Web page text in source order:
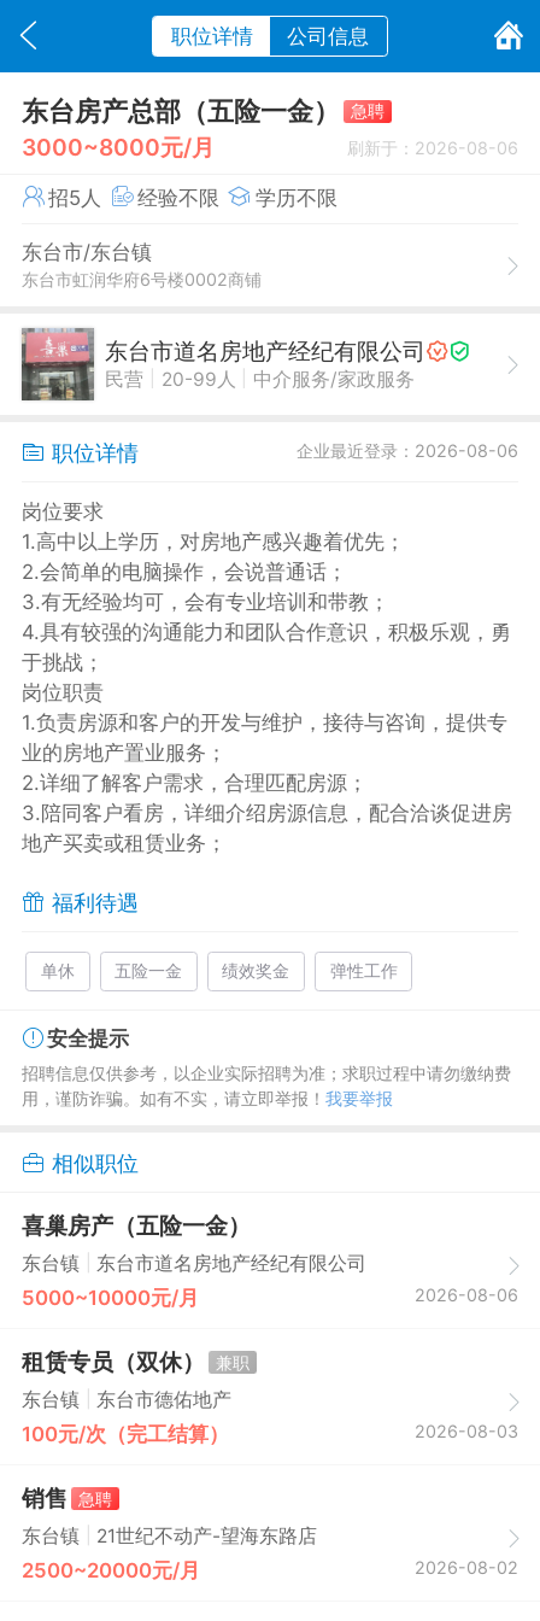
职位详情 公司信息
东台房产总部（五险一金） 急聘
3000~8000元/月 刷新于：2026-08-06
招5人 经验不限 学历不限
东台市/东台镇
东台市虹润华府6号楼0002商铺
东台市道名房地产经纪有限公司
民营 20-99人 中介服务/家政服务
职位详情 企业最近登录：2026-08-06
岗位要求
1.高中以上学历，对房地产感兴趣着优先；
2.会简单的电脑操作，会说普通话；
3.有无经验均可，会有专业培训和带教；
4.具有较强的沟通能力和团队合作意识，积极乐观，勇
于挑战；
岗位职责
1.负责房源和客户的开发与维护，接待与咨询，提供专
业的房地产置业服务；
2.详细了解客户需求，合理匹配房源；
3.陪同客户看房，详细介绍房源信息，配合洽谈促进房
地产买卖或租赁业务；
福利待遇
单休 五险一金 绩效奖金 弹性工作
安全提示
招聘信息仅供参考，以企业实际招聘为准；求职过程中请勿缴纳费
用，谨防诈骗。如有不实，请立即举报！ 我要举报
相似职位
喜巢房产（五险一金）
东台镇 东台市道名房地产经纪有限公司
5000~10000元/月 2026-08-06
租赁专员（双休）
兼职
东台镇
东台市德佑地产
100元/次（完工结算） 2026-08-03
销售 急聘
东台镇
21世纪不动产-望海东路店
2500~20000元/月 2026-08-02